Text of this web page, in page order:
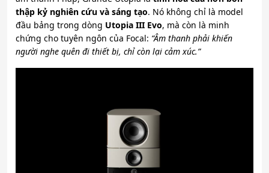
thập kỷ nghiên cứu và sáng tạo. Nó không chỉ là model
đầu bảng trong dòng Utopia III Evo, mà còn là minh
chứng cho tuyên ngôn của Focal: “Âm thanh phải khiến
người nghe quên đi thiết bị, chỉ còn lại cảm xúc.”